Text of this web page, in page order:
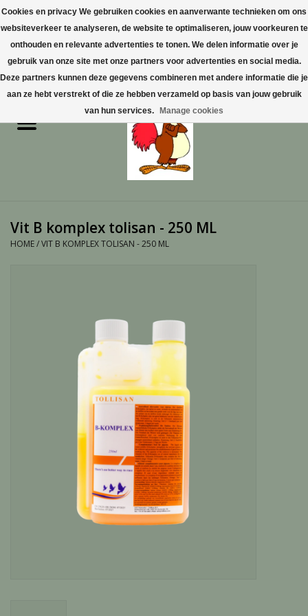
0 Artikelen - €0,00
Home
Vogelproducten aanschaffen
in Limburg
Diversen producten
Tuin Benodigdheden
Vit B komplex tolisan - 250 ML
HOME/VIT B KOMPLEX TOLISAN - 250 ML
Cookies en privacy We gebruiken cookies en aanverwante technieken om ons
websiteverkeer te analyseren, de website te optimaliseren, jouw voorkeuren te
onthouden en relevante advertenties te tonen. We delen informatie over je
gebruik van onze site met onze partners voor advertenties en social media.
Deze partners kunnen deze gegevens combineren met andere informatie die je
aan ze hebt verstrekt of die ze hebben verzameld op basis van jouw gebruik
van hun services.
Manage cookies